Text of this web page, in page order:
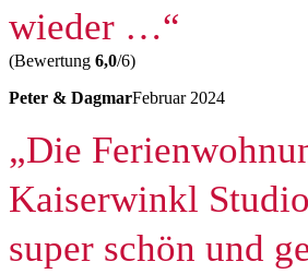
wieder …“
(Bewertung 6,0/6)
Peter & DagmarFebruar 2024
„Die
Kaiserwinkl
super schön und